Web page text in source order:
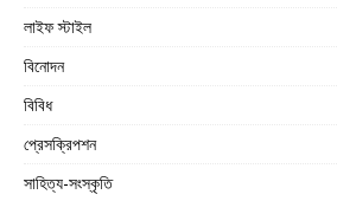
লাইফ স্টাইল
বিনোদন
বিবিধ
প্রেসক্রিপশন
সাহিত্য-সংস্কৃতি